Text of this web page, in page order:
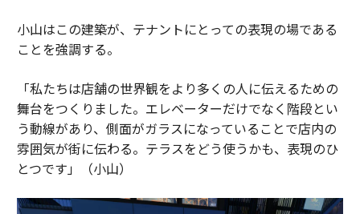
小山はこの建築が、テナントにとっての表現の場である
ことを強調する。
「私たちは店舗の世界観をより多くの人に伝えるための
舞台をつくりました。エレベーターだけでなく階段とい
う動線があり、側面がガラスになっていることで店内の
雰囲気が街に伝わる。テラスをどう使うかも、表現のひ
とつです」（小山）